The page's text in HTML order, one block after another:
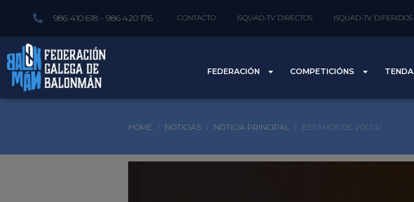
986 410 618 - 986 420 176 CONTACTO ISQUAD-TV DIRECTOS ISQUAD-TV DIFERIDOS
FEDERACIÓN COMPETICIÓNS TENDA
HOME NOTICIAS NOTICIA PRINCIPAL ESTAMOS DE VOLTA!